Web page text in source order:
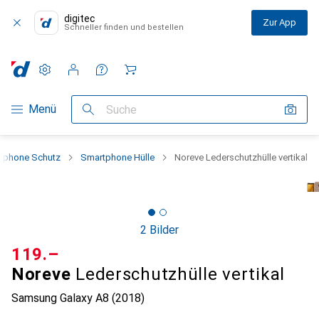
digitec
Schneller finden und bestellen Zur App
Navigation nach Kategorien
Menü Suche
Einstellungen
Kundenkonto
Vergleichslisten
Merklisten
Warenkorb
Schutz Smartphone Hülle Noreve Lederschutzhülle vertikal
2 Bilder
Noreve Lederschutzhülle vertikal
Samsung Galaxy A8 (2018)
CHF
119.–